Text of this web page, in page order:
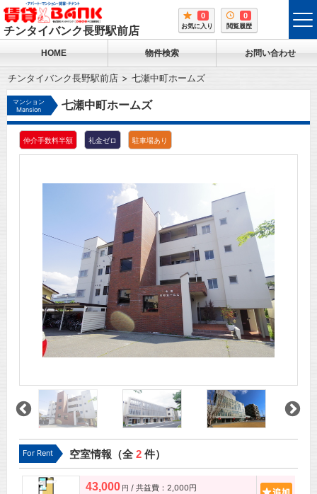
チンタイバンク長野駅前店
0
お気に入り
0
閲覧履歴
HOME 物件検索 お問い合わせ
チンタイバンク長野駅前店 七瀬中町ホームズ
マンション
Mansion
七瀬中町ホームズ
仲介手数料半額 礼金ゼロ 駐車場あり
For Rent 空室情報（全2件）
43,000 円 / 共益費：2,000円